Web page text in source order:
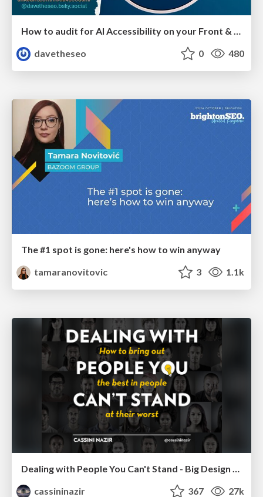
How to audit for AI Accessibility on your Front & Back End
davetheseo
0 480
The #1 spot is gone: here's how to win anyway
tamaranovitovic
3 1.1k
cassininazir
367 27k